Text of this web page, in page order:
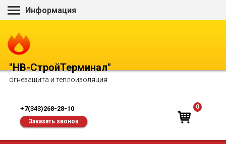
Информация
"НВ-СтройТерминал"
огнезащита и теплоизоляция
+7(343)268-28-10
Заказать звонок
0